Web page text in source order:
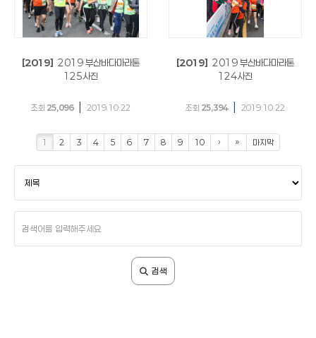
[2019] 2019 부산바다마라톤
125사진
조회 25,096 2019.10.22
[2019] 2019 부산바다마라톤
124사진
조회 25,394 2019.10.22
1 2 3 4 5 6 7 8 9 10 › » 마지막
조
어
력
검색